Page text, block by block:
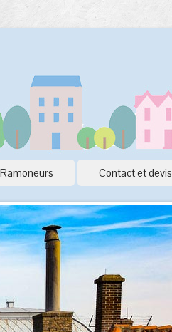
Ramoneurs Contact et devis